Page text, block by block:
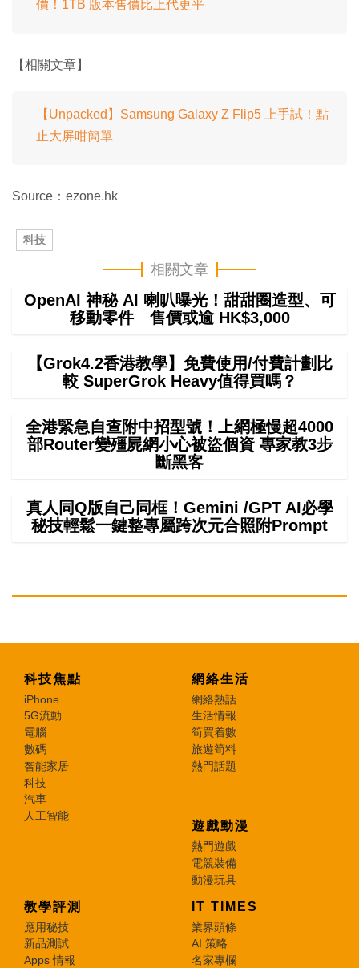
價！1TB 版本售價比上代更平
【相關文章】
【Unpacked】Samsung Galaxy Z Flip5 上手試！點
止大屏咁簡單
Source：ezone.hk
科技
相關文章
OpenAI 神秘 AI 喇叭曝光！甜甜圈造型、可
移動零件 售價或逾 HK$3,000
【Grok4.2香港教學】免費使用/付費計劃比
較 SuperGrok Heavy值得買嗎？
全港緊急自查附中招型號！上網極慢超4000
部Router變殭屍網小心被盜個資 專家教3步
斷黑客
真人同Q版自己同框！Gemini /GPT AI必學
秘技輕鬆一鍵整專屬跨次元合照附Prompt
科技焦點
iPhone
5G流動
電腦
數碼
智能家居
科技
汽車
人工智能
網絡生活
網絡熱話
生活情報
筍買着數
旅遊筍料
熱門話題
遊戲動漫
熱門遊戲
電競裝備
動漫玩具
教學評測
應用秘技
新品測試
Apps 情報
IT TIMES
業界頭條
AI 策略
名家專欄